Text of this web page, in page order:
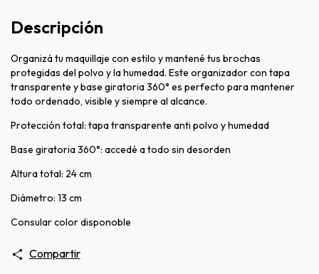
Descripción
Organizá tu maquillaje con estilo y mantené tus brochas
protegidas del polvo y la humedad. Este organizador con tapa
transparente y base giratoria 360° es perfecto para mantener
todo ordenado, visible y siempre al alcance.
Protección total: tapa transparente anti polvo y humedad
Base giratoria 360°: accedé a todo sin desorden
Altura total: 24 cm
Diámetro: 13 cm
Consular color disponoble
Compartir